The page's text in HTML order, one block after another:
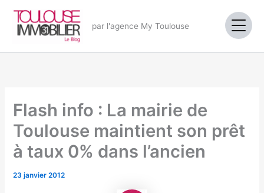
contenu
par l'agence My Toulouse
Flash info : La mairie de
Toulouse maintient son prêt
à taux 0% dans l’ancien
23 janvier 2012